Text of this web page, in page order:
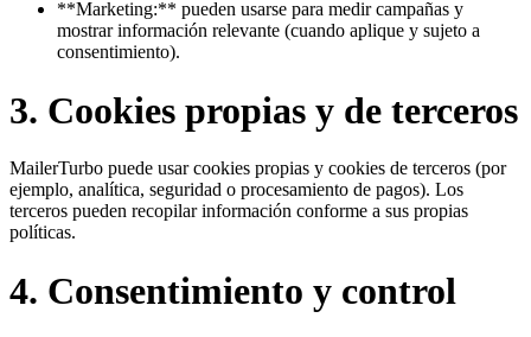
**Marketing:** pueden usarse para medir campañas y
mostrar información relevante (cuando aplique y sujeto a
consentimiento).
3. Cookies propias y de terceros
MailerTurbo puede usar cookies propias y cookies de terceros (por
ejemplo, analítica, seguridad o procesamiento de pagos). Los
terceros pueden recopilar información conforme a sus propias
políticas.
4. Consentimiento y control